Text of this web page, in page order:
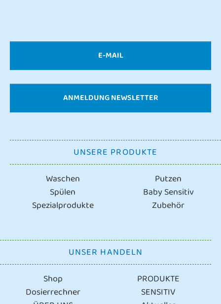
E-MAIL
ANMELDUNG NEWSLETTER
UNSERE PRODUKTE
Waschen
Putzen
Spülen
Baby Sensitiv
Spezialprodukte
Zubehör
UNSER HANDELN
Shop
PRODUKTE
Dosierrechner
SENSITIV